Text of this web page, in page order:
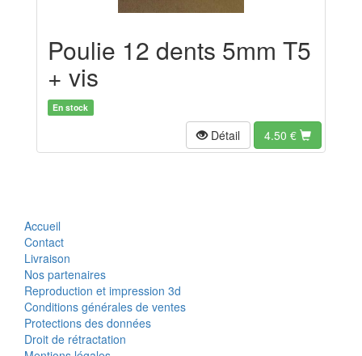
Poulie 12 dents 5mm T5
+ vis
En stock
Détail 4.50 €
Accueil
Contact
Livraison
Nos partenaires
Reproduction et impression 3d
Conditions générales de ventes
Protections des données
Droit de rétractation